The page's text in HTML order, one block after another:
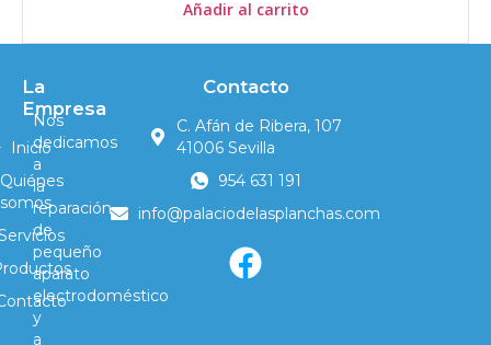
Añadir al carrito
Nos
dedicamos
a
la
reparación
de
pequeño
aparato
electrodoméstico
y
a
La
Empresa
Inicio
Quiénes
somos
Contacto
C. Afán de Ribera, 107
41006 Sevilla
954 631 191
info@palaciodelasplanchas.com